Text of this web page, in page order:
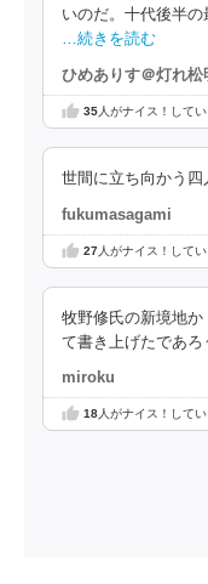
いのだ。十代後半
…続きを読む
ひめありす＠灯れ松
35人がナイス！して
世間に立ち向かう四
fukumasagami
27人がナイス！して
牧野修氏の新境地か
て書き上げたであ
miroku
18人がナイス！して